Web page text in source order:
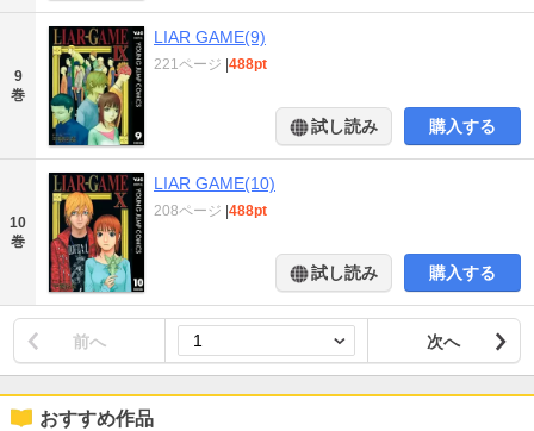
9
巻
LIAR GAME(9)
221ページ 488pt
試し読み 購入する
10
巻
LIAR GAME(10)
208ページ 488pt
試し読み 購入する
前へ 次へ
おすすめ作品